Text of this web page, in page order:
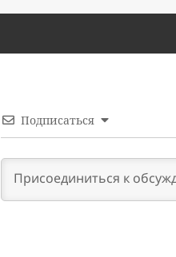
Подписаться